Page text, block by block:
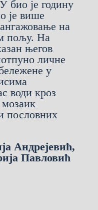
био је годину
је више
на
пољу. На
његов
личне
у
води кроз
пословних
Андрејевић,
Павловић